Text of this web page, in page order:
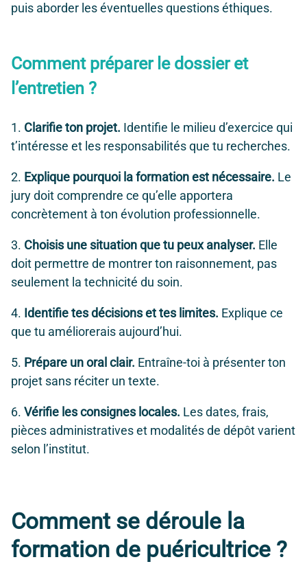
puis aborder les éventuelles questions éthiques.
Comment préparer le dossier et
l’entretien ?
Clarifie ton projet. Identifie le milieu d’exercice qui
t’intéresse et les responsabilités que tu recherches.
Explique pourquoi la formation est nécessaire. Le
jury doit comprendre ce qu’elle apportera
concrètement à ton évolution professionnelle.
Choisis une situation que tu peux analyser. Elle
doit permettre de montrer ton raisonnement, pas
seulement la technicité du soin.
Identifie tes décisions et tes limites. Explique ce
que tu améliorerais aujourd’hui.
Prépare un oral clair. Entraîne-toi à présenter ton
projet sans réciter un texte.
Vérifie les consignes locales. Les dates, frais,
pièces administratives et modalités de dépôt varient
selon l’institut.
Comment se déroule la
formation de puéricultrice ?